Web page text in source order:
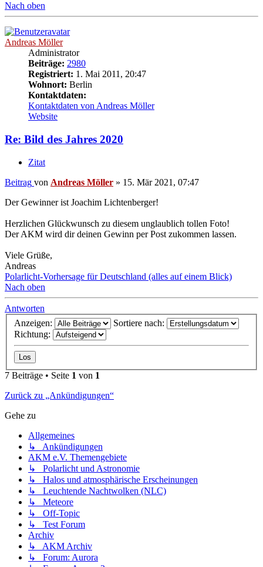
Nach oben
Andreas Möller
Administrator
Beiträge: 2980
Registriert: 1. Mai 2011, 20:47
Wohnort: Berlin
Kontaktdaten:
Kontaktdaten von Andreas Möller
Website
Re: Bild des Jahres 2020
Zitat
Beitrag von Andreas Möller » 15. Mär 2021, 07:47
Der Gewinner ist Joachim Lichtenberger!
Herzlichen Glückwunsch zu diesem unglaublich tollen Foto!
Der AKM wird dir deinen Gewinn per Post zukommen lassen.
Viele Grüße,
Andreas
Polarlicht-Vorhersage für Deutschland (alles auf einem Blick)
Nach oben
Antworten
Anzeigen:
Sortiere nach:
Richtung:
7 Beiträge • Seite 1 von 1
Zurück zu „Ankündigungen“
Gehe zu
Allgemeines
↳ Ankündigungen
AKM e.V. Themengebiete
↳ Polarlicht und Astronomie
↳ Halos und atmosphärische Erscheinungen
↳ Leuchtende Nachtwolken (NLC)
↳ Meteore
↳ Off-Topic
↳ Test Forum
Archiv
↳ AKM Archiv
↳ Forum: Aurora